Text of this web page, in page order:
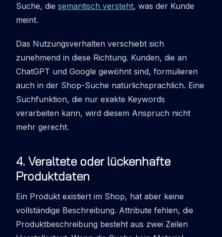
Suche, die semantisch versteht, was der Kunde
meint.
Das Nutzungsverhalten verschiebt sich
zunehmend in diese Richtung. Kunden, die an
ChatGPT und Google gewöhnt sind, formulieren
auch in der Shop-Suche natürlichsprachlich. Eine
Suchfunktion, die nur exakte Keywords
verarbeiten kann, wird diesem Anspruch nicht
mehr gerecht.
4. Veraltete oder lückenhafte
Produktdaten
Ein Produkt existiert im Shop, hat aber keine
vollständige Beschreibung. Attribute fehlen, die
Produktbeschreibung besteht aus zwei Zeilen